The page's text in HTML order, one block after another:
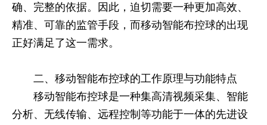
确、完整的依据。因此，迫切需要一种更加高效、
精准、可靠的监管手段，而移动智能布控球的出现
正好满足了这一需求。
二、移动智能布控球的工作原理与功能特点
移动智能布控球是一种集高清视频采集、智能
分析、无线传输、远程控制等功能于一体的先进设